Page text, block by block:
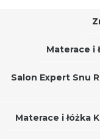
Materace i
Salon Expert Snu
Materace i łóżka